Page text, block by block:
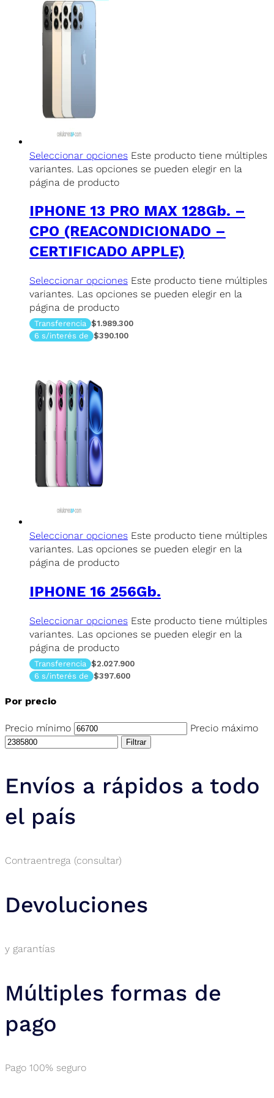
Seleccionar opciones Este producto tiene múltiples
variantes. Las opciones se pueden elegir en la
página de producto
IPHONE 13 PRO MAX 128Gb. –
CPO (REACONDICIONADO –
CERTIFICADO APPLE)
Seleccionar opciones Este producto tiene múltiples
variantes. Las opciones se pueden elegir en la
página de producto
Transferencia $1.989.300
6 s/interés de $390.100
Seleccionar opciones Este producto tiene múltiples
variantes. Las opciones se pueden elegir en la
página de producto
IPHONE 16 256Gb.
Seleccionar opciones Este producto tiene múltiples
variantes. Las opciones se pueden elegir en la
página de producto
Transferencia $2.027.900
6 s/interés de $397.600
Por precio
Precio mínimo Precio máximo
Filtrar
Envíos a rápidos a todo
el país
Contraentrega (consultar)
Devoluciones
y garantías
Múltiples formas de
pago
Pago 100% seguro